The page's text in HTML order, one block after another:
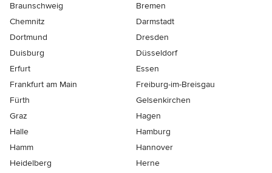
Braunschweig
Bremen
Chemnitz
Darmstadt
Dortmund
Dresden
Duisburg
Düsseldorf
Erfurt
Essen
Frankfurt am Main
Freiburg-im-Breisgau
Fürth
Gelsenkirchen
Graz
Hagen
Halle
Hamburg
Hamm
Hannover
Heidelberg
Herne